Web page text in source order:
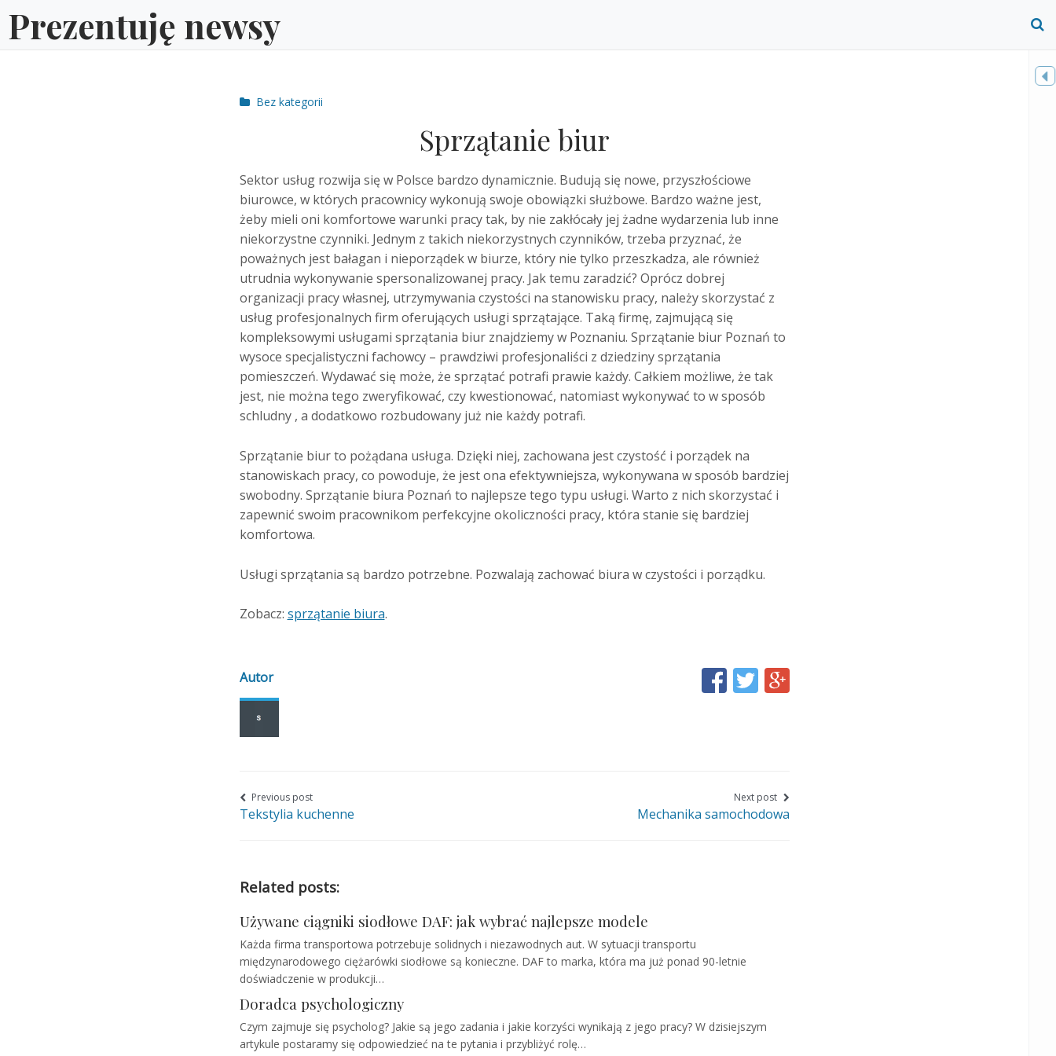
content
Prezentuję newsy
Post
Bez kategorii
Sprzątanie biur
Sektor usług rozwija się w Polsce bardzo dynamicznie. Budują się nowe, przyszłościowe
biurowce, w których pracownicy wykonują swoje obowiązki służbowe. Bardzo ważne jest,
żeby mieli oni komfortowe warunki pracy tak, by nie zakłócały jej żadne wydarzenia lub inne
niekorzystne czynniki. Jednym z takich niekorzystnych czynników, trzeba przyznać, że
poważnych jest bałagan i nieporządek w biurze, który nie tylko przeszkadza, ale również
utrudnia wykonywanie spersonalizowanej pracy. Jak temu zaradzić? Oprócz dobrej
organizacji pracy własnej, utrzymywania czystości na stanowisku pracy, należy skorzystać z
usług profesjonalnych firm oferujących usługi sprzątające. Taką firmę, zajmującą się
kompleksowymi usługami sprzątania biur znajdziemy w Poznaniu. Sprzątanie biur Poznań to
wysoce specjalistyczni fachowcy – prawdziwi profesjonaliści z dziedziny sprzątania
pomieszczeń. Wydawać się może, że sprzątać potrafi prawie każdy. Całkiem możliwe, że tak
jest, nie można tego zweryfikować, czy kwestionować, natomiast wykonywać to w sposób
schludny , a dodatkowo rozbudowany już nie każdy potrafi.
Sprzątanie biur to pożądana usługa. Dzięki niej, zachowana jest czystość i porządek na
stanowiskach pracy, co powoduje, że jest ona efektywniejsza, wykonywana w sposób bardziej
swobodny. Sprzątanie biura Poznań to najlepsze tego typu usługi. Warto z nich skorzystać i
zapewnić swoim pracownikom perfekcyjne okoliczności pracy, która stanie się bardziej
komfortowa.
Usługi sprzątania są bardzo potrzebne. Pozwalają zachować biura w czystości i porządku.
Zobacz: sprzątanie biura.
Autor
Share
Share
Share
Nawigacja
wpisu
Previous post
Tekstylia kuchenne
Next post
Mechanika samochodowa
Related posts:
Używane ciągniki siodłowe DAF: jak wybrać najlepsze modele
Każda firma transportowa potrzebuje solidnych i niezawodnych aut. W sytuacji transportu
międzynarodowego ciężarówki siodłowe są konieczne. DAF to marka, która ma już ponad 90-letnie
doświadczenie w produkcji…
Doradca psychologiczny
Czym zajmuje się psycholog? Jakie są jego zadania i jakie korzyści wynikają z jego pracy? W dzisiejszym
artykule postaramy się odpowiedzieć na te pytania i przybliżyć rolę…
Toggle